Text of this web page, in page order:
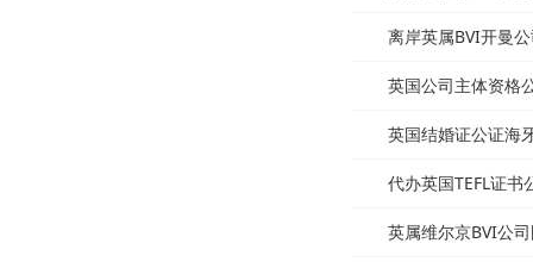
离岸英属BVI开曼
英国公司主体资格
英国结婚证公证海
代办英国TEFL证
英属维尔京BVI公